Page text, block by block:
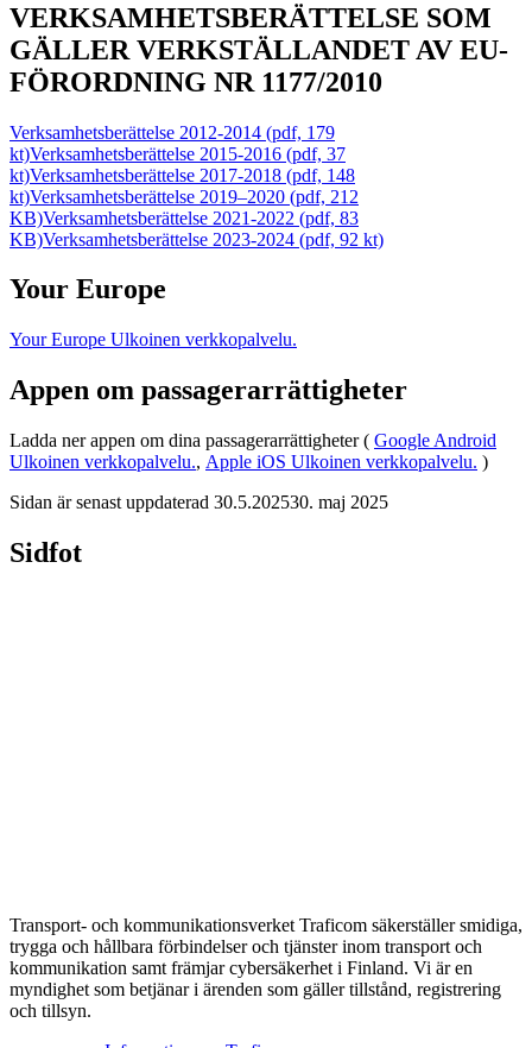
VERKSAMHETSBERÄTTELSE SOM
GÄLLER VERKSTÄLLANDET AV EU-
FÖRORDNING NR 1177/2010
Verksamhetsberättelse 2012-2014 (pdf, 179
kt)Verksamhetsberättelse 2015-2016 (pdf, 37
kt)Verksamhetsberättelse 2017-2018 (pdf, 148
kt)Verksamhetsberättelse 2019–2020 (pdf, 212
KB)Verksamhetsberättelse 2021-2022 (pdf, 83
KB)Verksamhetsberättelse 2023-2024 (pdf, 92 kt)
Your Europe
Your Europe Ulkoinen verkkopalvelu.
Appen om passagerarrättigheter
Ladda ner appen om dina passagerarrättigheter ( Google Android
Ulkoinen verkkopalvelu., Apple iOS Ulkoinen verkkopalvelu. )
Sidan är senast uppdaterad 30.5.202530. maj 2025
Sidfot
Transport- och kommunikationsverket Traficom säkerställer smidiga,
trygga och hållbara förbindelser och tjänster inom transport och
kommunikation samt främjar cybersäkerhet i Finland. Vi är en
myndighet som betjänar i ärenden som gäller tillstånd, registrering
och tillsyn.